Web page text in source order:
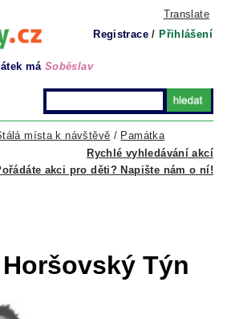
Translate
Registrace / Přihlášení
má Soběslav
Rychlé vyhledávání akcí
místa k návštěvě / Památka
akci pro děti? Napište nám o ní!
Týn